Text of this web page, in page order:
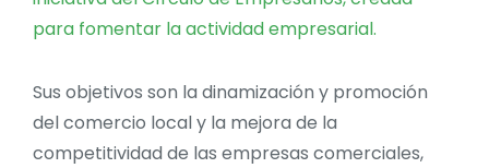
para fomentar la actividad empresarial.
Sus objetivos son la dinamización y promoción
del comercio local y la mejora de la
competitividad de las empresas comerciales,